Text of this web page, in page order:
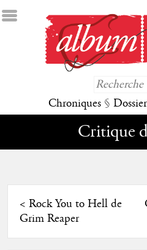
Chroniques §
Critique
< Rock You to Hell de
Grim Reaper